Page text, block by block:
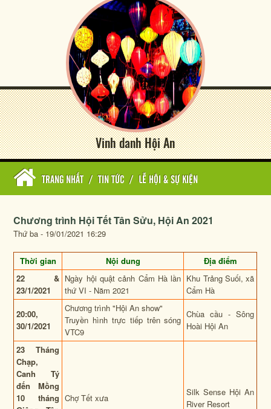
Vinh danh Hội An
TRANG NHẤT / TIN TỨC / LỄ HỘI & SỰ KIỆN
Chương trình Hội Tết Tân Sửu, Hội An 2021
Thứ ba - 19/01/2021 16:29
Thời gian Nội dung
Địa điểm
22 &
23/1/2021
Ngày hội quật cảnh Cẩm Hà lần
thứ VI - Năm 2021
Khu Trảng Suối, xã
Cẩm Hà
20:00,
30/1/2021
Chương trình "Hội An show"
Truyền hình trực tiếp trên sóng
VTC9
Chùa cầu - Sông
Hoài Hội An
23 Tháng
Chạp,
Canh Tý
đến Mồng
10 tháng Chợ Tết xưa
Silk Sense Hội An
River Resort